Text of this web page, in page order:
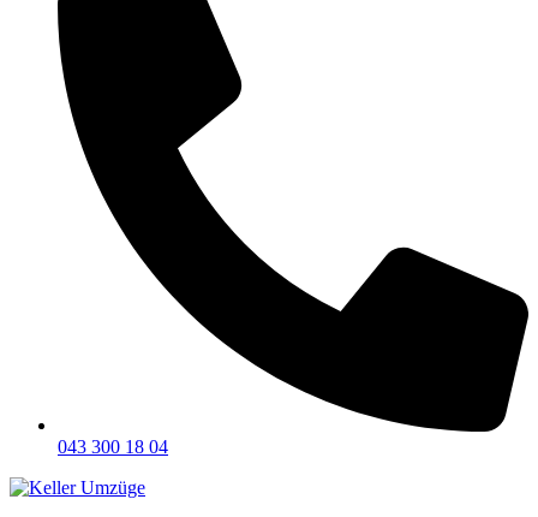
043 300 18 04